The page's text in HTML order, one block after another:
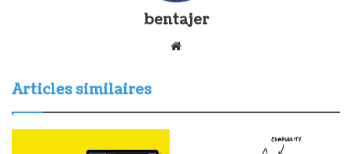
bentajer
Articles similaires